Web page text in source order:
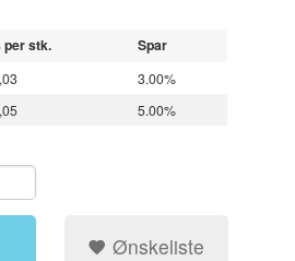
per stk. Spar
3.00%
5.00%
Ønskeliste